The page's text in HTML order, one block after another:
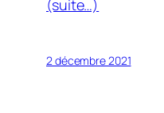
(suite…)
2 décembre 2021